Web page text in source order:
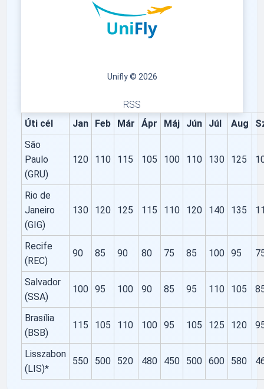
Unifly © 2026
RSS
Úti cél
Jan Feb Már Ápr Máj Jún Júl Aug
São
Paulo
(GRU)
120 110 115 105 100 110 130 125
Rio de
Janeiro
(GIG)
130 120 125 115 110 120 140 135
Recife
(REC)
90 85 90 80 75 85 100 95
Salvador
(SSA)
100 95 100 90 85 95 110 105
Brasília
(BSB)
115 105 110 100 95 105 125 120
Lisszabon
(LIS)*
550 500 520 480 450 500 600 580